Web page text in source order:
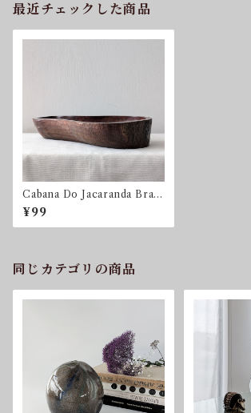
最近チェックした商品
Cabana Do Jacaranda Brazi
l ブラジリアンローズウッ
ド 送料込
¥99
同じカテゴリの商品